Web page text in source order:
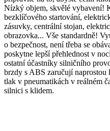
Nízký objem, skvělé vybavení!
bezklíčového startování,
zásuvky, centrální stojan,
obrazovka... Vše standardně!
o bezpečnost, není třeba se
poskytne lepší přehlednost v
ostatní účastníky silničního
brzdy s ABS zaručují
tlak v pneumatikách v reálném
silnici s klidem.